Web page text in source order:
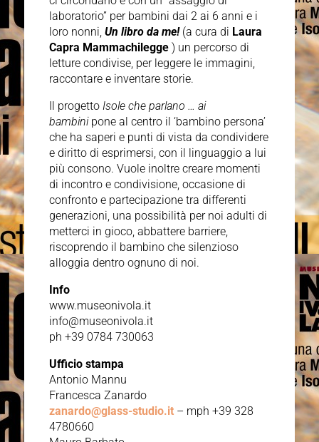
laboratorio” per bambini dai 2 ai 6 anni e i
loro nonni, Un libro da me! (a cura di Laura
Capra Mammachilegge) un percorso di
letture condivise, per leggere le immagini,
raccontare e inventare storie.
Il progetto Isole che parlano … ai
bambinipone al centro il ‘bambino persona’
che ha saperi e punti di vista da condividere
e diritto di esprimersi, con il linguaggio a lui
più consono. Vuole inoltre creare momenti
di incontro e condivisione, occasione di
confronto e partecipazione tra differenti
generazioni, una possibilità per noi adulti di
metterci in gioco, abbattere barriere,
riscoprendo il bambino che silenzioso
alloggia dentro ognuno di noi.
Info
www.museonivola.it
info@museonivola.it
ph +39 0784 730063
Ufficio stampa
Antonio Mannu
Francesca Zanardo
zanardo@glass-studio.it– mph +39 328
4780660